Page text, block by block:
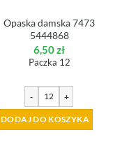
Opaska damska 7473
5444868
6,50zł
Paczka 12
- +
DODAJ DO KOSZYKA